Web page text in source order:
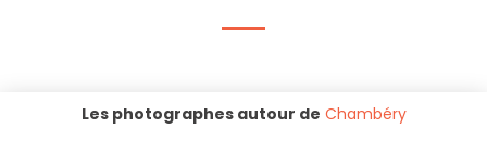
Les photographes autour de Chambéry